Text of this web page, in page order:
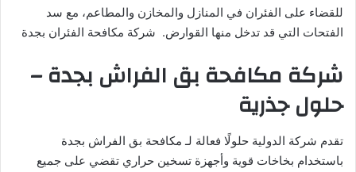
للقضاء على الفئران في المنازل والمخازن والمطاعم، مع سد
الفتحات التي قد تدخل منها القوارض. شركة مكافحة الفئران بجدة
شركة مكافحة بق الفراش بجدة –
حلول جذرية
تقدم شركة الدولية حلولًا فعالة لـ مكافحة بق الفراش بجدة
باستخدام بخاخات قوية وأجهزة تسخين حراري تقضي على جميع